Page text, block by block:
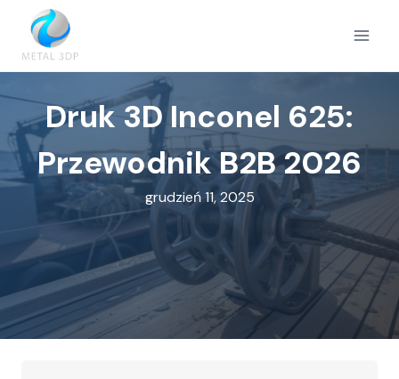
Przejdź
treści
Druk 3D Inconel 625:
Przewodnik B2B 2026
grudzień 11, 2025